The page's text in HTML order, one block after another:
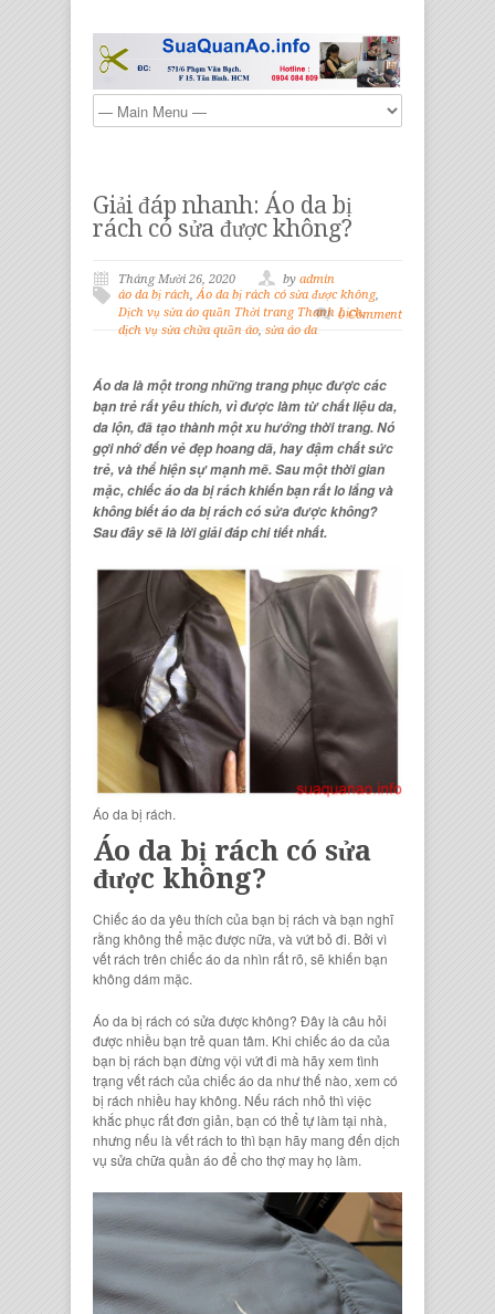
Giải đáp nhanh: Áo da bị
rách có sửa được không?
Tháng Mười 26, 2020 by admin
áo da bị rách,Áo da bị rách có sửa được không,
Dịch vụ sửa áo quần Thời trang Thanh Lịch,
dịch vụ sửa chữa quần áo, sửa áo da
0 Comment
Áo da là một trong những trang phục được các
bạn trẻ rất yêu thích, vì được làm từ chất liệu da,
da lộn, đã tạo thành một xu hướng thời trang. Nó
gợi nhớ đến vẻ đẹp hoang dã, hay đậm chất sức
trẻ, và thể hiện sự mạnh mẽ. Sau một thời gian
mặc, chiếc áo da bị rách khiến bạn rất lo lắng và
không biếtáo da bị rách có sửa được không?
Sau đây sẽ là lời giải đáp chi tiết nhất.
Áo da bị rách.
Áo da bị rách có sửa
được không?
Chiếc áo da yêu thích của bạn bị rách và bạn nghĩ
rằng không thể mặc được nữa, và vứt bỏ đi. Bởi vì
vết rách trên chiếc áo da nhìn rất rõ, sẽ khiến bạn
không dám mặc.
Áo da bị rách có sửa được không? Đây là câu hỏi
được nhiều bạn trẻ quan tâm. Khi chiếc áo da của
bạn bị rách bạn đừng vội vứt đi mà hãy xem tình
trạng vết rách của chiếc áo da như thế nào, xem có
bị rách nhiều hay không. Nếu rách nhỏ thì việc
khắc phục rất đơn giản, bạn có thể tự làm tại nhà,
nhưng nếu là vết rách to thì bạn hãy mang đến dịch
vụ sửa chữa quần áo để cho thợ may họ làm.